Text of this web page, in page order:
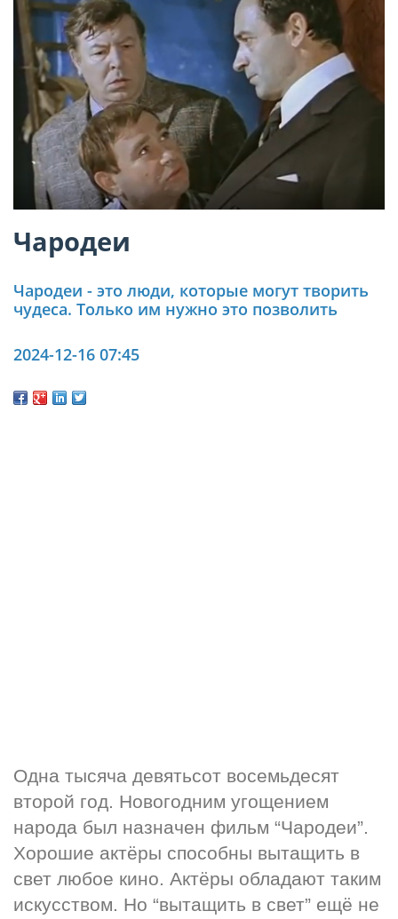
Чародеи
Чародеи - это люди, которые могут творить
чудеса. Только им нужно это позволить
2024-12-16 07:45
Одна тысяча девятьсот восемьдесят
второй год. Новогодним угощением
народа был назначен фильм “Чародеи”.
Хорошие актёры способны вытащить в
свет любое кино. Актёры обладают таким
искусством. Но “вытащить в свет” ещё не